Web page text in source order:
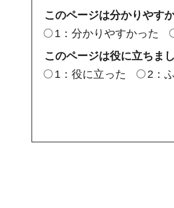
このページは分かりやす
1：分かりやすかった
このページは役に立ちま
1：役に立った
2：